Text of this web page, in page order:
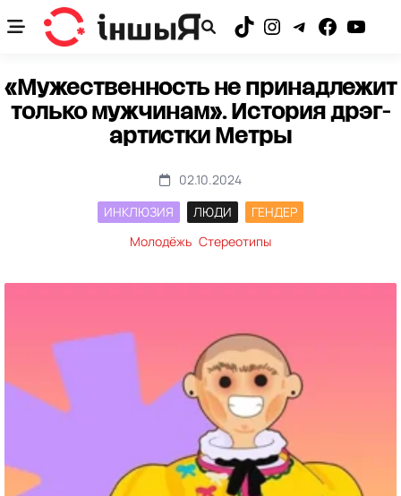
to
«Мужественность не принадлежит
только мужчинам». История дрэг-
артистки Метры
02.10.2024
ИНКЛЮЗИЯ
ЛЮДИ
ГЕНДЕР
Молодёжь Стереотипы